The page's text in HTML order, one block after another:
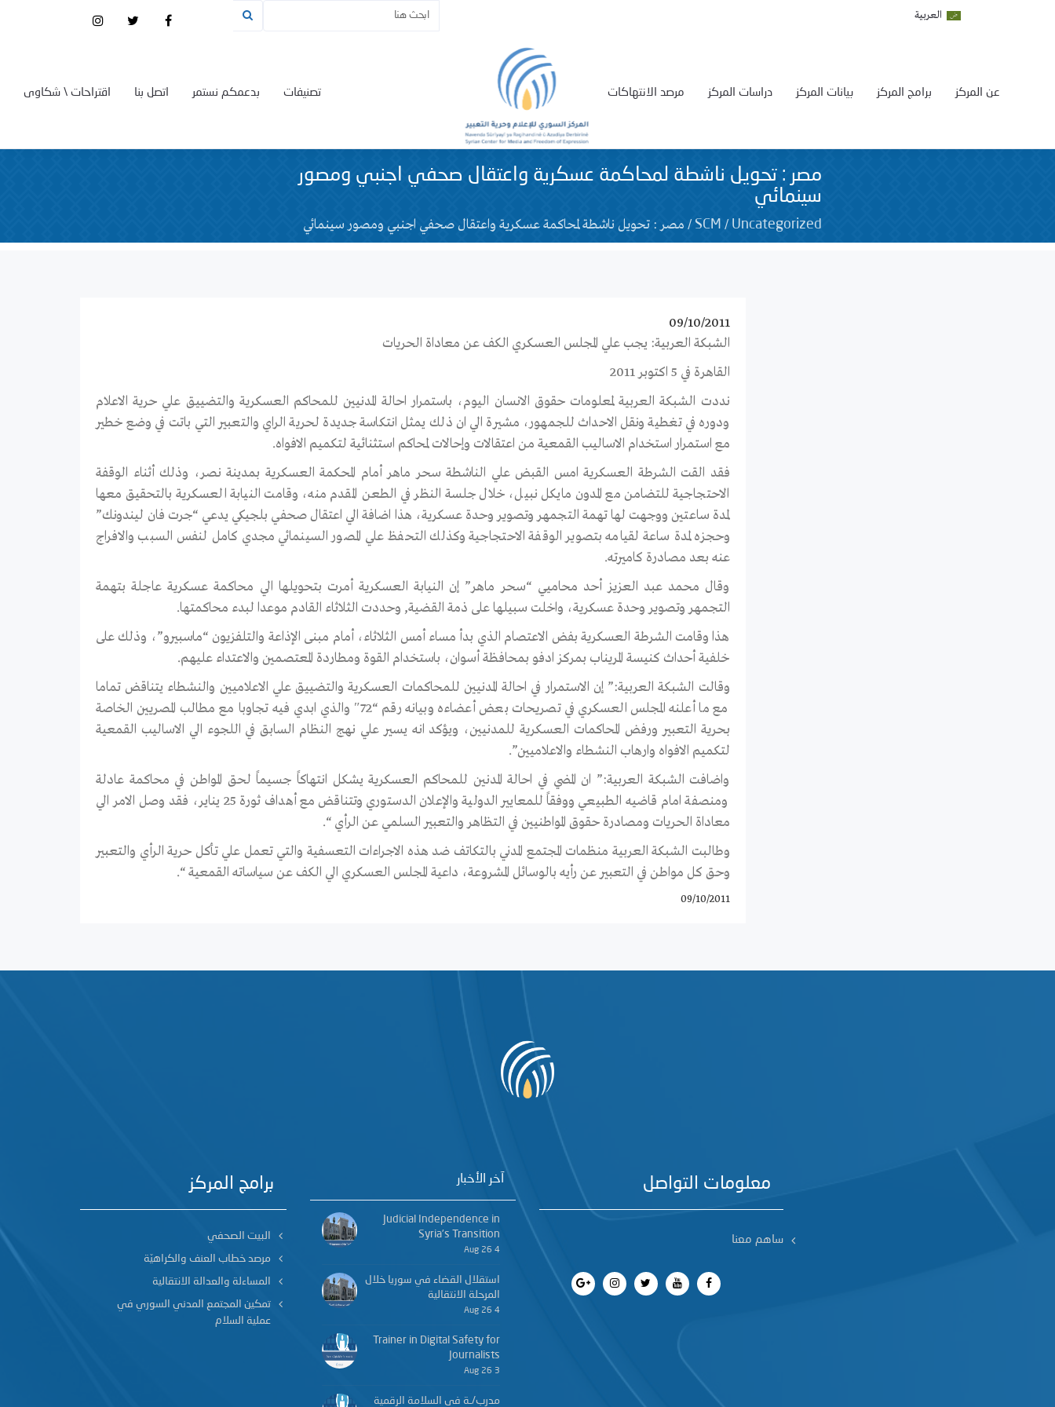
العربية
اقتراحات \ شكاوى اتصل بنا بدعمكم نستمر تصنيفات مرصد الانتهاكات دراسات المركز بيانات المركز برامج المركز عن المركز
مصر : تحويل ناشطة لمحاكمة عسكرية واعتقال صحفي اجنبي ومصور
سينمائي
SCM / Uncategorized
/ مصر : تحويل ناشطة لمحاكمة عسكرية واعتقال صحفي اجنبي ومصور سينمائي
09/10/2011
الشبكة العربية: يجب علي المجلس العسكري الكف عن معاداة الحريات
القاهرة في 5 اكتوبر 2011
نددت الشبكة العربية لمعلومات حقوق الانسان اليوم، باستمرار احالة المدنيين للمحاكم العسكرية والتضييق علي حرية الاعلام
ودوره في تغطية ونقل الاحداث للجمهور، مشيرة الي ان ذلك يمثل انتكاسة جديدة لحرية الراي والتعبير التي باتت في وضع خطير
مع استمرار استخدام الاساليب القمعية من اعتقالات وإحالات لمحاكم استثنائية لتكميم الافواه.
فقد القت الشرطة العسكرية امس القبض علي الناشطة سحر ماهر أمام المحكمة العسكرية بمدينة نصر، وذلك أثناء الوقفة
الاحتجاجية للتضامن مع المدون مايكل نبيل، خلال جلسة النظر في الطعن المقدم منه، وقامت النيابة العسكرية بالتحقيق معها
لمدة ساعتين ووجهت لها تهمة التجمهر وتصوير وحدة عسكرية، هذا اضافة الي اعتقال صحفي بلجيكي يدعي “جرت فان ليندونك”
وحجزه لمدة ساعة لقيامه بتصوير الوقفة الاحتجاجية وكذلك التحفظ علي المصور السينمائي مجدي كامل لنفس السبب والافراج
عنه بعد مصادرة كاميرته.
وقال محمد عبد العزيز أحد محاميي “سحر ماهر” إن النيابة العسكرية أمرت بتحويلها الي محاكمة عسكرية عاجلة بتهمة
التجمهر وتصوير وحدة عسكرية، واخلت سبيلها على ذمة القضية, وحددت الثلاثاء القادم موعدا لبدء محاكمتها.
هذا وقامت الشرطة العسكرية بفض الاعتصام الذي بدأ مساء أمس الثلاثاء، أمام مبنى الإذاعة والتلفزيون “ماسبيرو”، وذلك على
خلفية أحداث كنيسة المريناب بمركز ادفو بمحافظة أسوان، باستخدام القوة ومطاردة المعتصمين والاعتداء عليهم.
وقالت الشبكة العربية:” إن الاستمرار في احالة المدنيين للمحاكمات العسكرية والتضييق علي الاعلاميين والنشطاء يتناقض تماما
مع ما أعلنه المجلس العسكري في تصريحات بعض أعضاءه وبيانه رقم “72″ والذي ابدي فيه تجاوبا مع مطالب المصريين الخاصة
بحرية التعبير ورفض المحاكمات العسكرية للمدنيين، ويؤكد انه يسير علي نهج النظام السابق في اللجوء الي الاساليب القمعية
لتكميم الافواه وارهاب النشطاء والاعلاميين”.
واضافت الشبكة العربية:” ان المضي في احالة المدنين للمحاكم العسكرية يشكل انتهاكاً جسيماً لحق المواطن في محاكمة عادلة
ومنصفة امام قاضيه الطبيعي ووفقاً للمعايير الدولية والإعلان الدستوري وتتناقض مع أهداف ثورة 25 يناير، فقد وصل الامر الي
معاداة الحريات ومصادرة حقوق المواطنيين في التظاهر والتعبير السلمي عن الرأي “.
وطالبت الشبكة العربية منظمات المجتمع المدني بالتكاتف ضد هذه الاجراءات التعسفية والتي تعمل علي تأكل حرية الرأي والتعبير
وحق كل مواطن في التعبير عن رأيه بالوسائل المشروعة، داعية المجلس العسكري الي الكف عن سياساته القمعية “.
09/10/2011
برامج المركز
البيت الصحفي
مرصد خطاب العنف والكراهيّة
المساءلة والعدالة الانتقالية
تمكين المجتمع المدني السوري في
عملية السلام
آخر الأخبار
Judicial Independence in
Syria’s Transition
4 Aug 26
استقلال القضاء في سوريا خلال
المرحلة الانتقالية
4 Aug 26
Trainer in Digital Safety for
Journalists
3 Aug 26
مدرب/ـة في السلامة الرقمية
معلومات التواصل
ساهم معنا